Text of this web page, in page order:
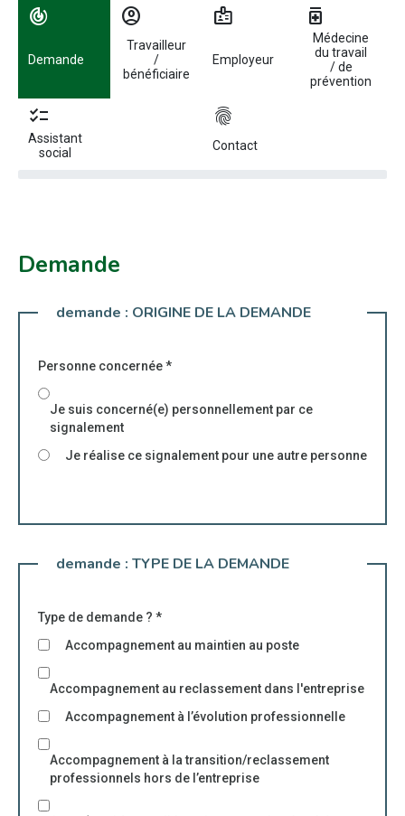
Utilisez les flèches gauche et droite pour naviguer entre les étapes.
track_changes
Demande
account_circle
Travailleur
/
bénéficiaire
badge
Employeur
medication
Médecine
du travail
/ de
prévention
checklist
Assistant
social
fingerprint
Contact
Demande
demande : ORIGINE DE LA DEMANDE
Personne concernée*
Je suis concerné(e) personnellement par ce
signalement
Je réalise ce signalement pour une autre personne
demande : TYPE DE LA DEMANDE
Type de demande ? *
Accompagnement au maintien au poste
Accompagnement au reclassement dans l'entreprise
Accompagnement à l’évolution professionnelle
Accompagnement à la transition/reclassement
professionnels hors de l’entreprise